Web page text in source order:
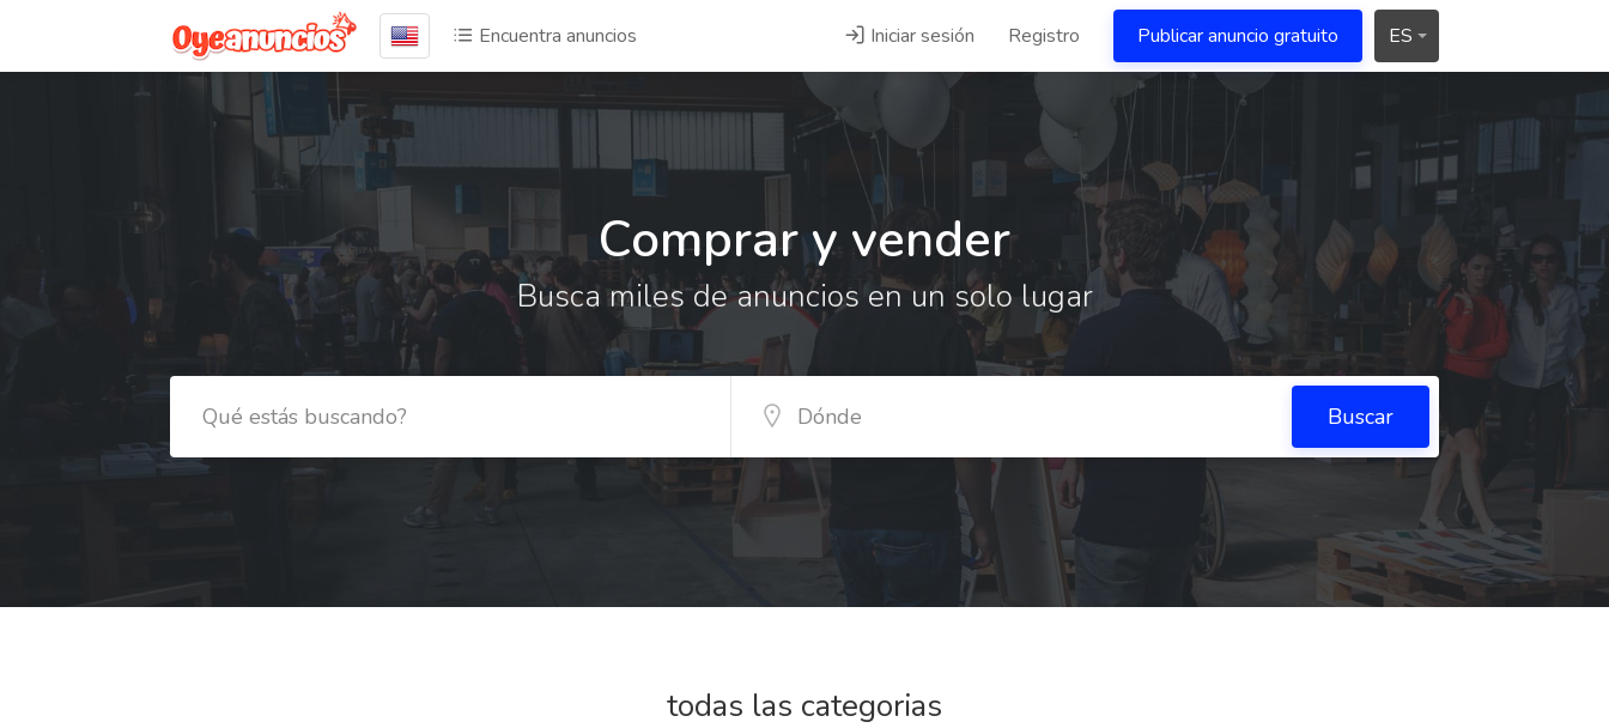
Encuentra anuncios Iniciar sesión Registro Publicar anuncio gratuito ES
Comprar y vender
Busca miles de anuncios en un solo lugar
Buscar
todas las categorias